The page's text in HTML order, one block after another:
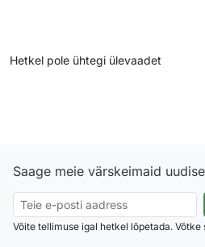
Hetkel pole ühtegi ülevaadet
Saage meie värskeimaid
Võite tellimuse igal hetkel lõpetada.